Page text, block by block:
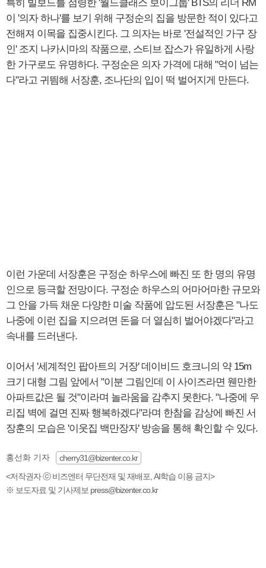
특히 빌보드를 점령한 '월드클래스 보이그룹' BTS의 리더 RM
이 '의자 하나'를 보기 위해 구정순의 집을 방문한 적이 있다고
전해져 이목을 집중시킨다. 그 의자는 바로 '전설적인 가구 장
인' 조지 나카시마의 작품으로, 스티브 잡스가 유일하게 사랑
한 가구로도 유명하다. 구정순은 의자 가격에 대해 "억이 넘는
다"라고 귀띔해 서장훈, 조나단의 입이 떡 벌어지게 만든다.
이런 가운데 서장훈은 구정순 하우스에 빠진 또 한 명의 유명
인으로 등극할 전망이다. 구정순 하우스의 어마어마한 규모와
그 안을 가득 채운 다양한 미술 작품에 압도된 서장훈은 "나도
나중에 이런 집을 지으려면 돈을 더 열심히 벌어야겠다"라고
속내를 드러낸다.
이어서 '세계적인 팝아트의 거장' 데이비드 호크니의 약 15m
크기 대형 그림 앞에서 "이분 그림인데 이 사이즈라면 웬만한
아파트값은 될 것"이라며 놀라움을 감추지 못한다. "나중에 우
리집 벽에 걸면 진짜 행복하겠다"라며 한참을 감상에 빠진 서
장훈의 모습은 '이웃집 백만장자' 방송을 통해 확인할 수 있다.
홍선화 기자
cherry31@bizenter.co.kr
<저작권자 ⓒ 비즈엔터 무단전재 및 재배포, AI학습 이용 금지>
※ 보도자료 및 기사제보 press@bizenter.co.kr